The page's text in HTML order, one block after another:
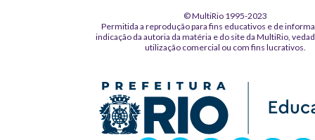
© MultiRio 1995-2023
Permitida a reprodução para fins educativos e de
indicação da autoria da matéria e do site da MultiRio,
utilização comercial ou com fins lucrativos.